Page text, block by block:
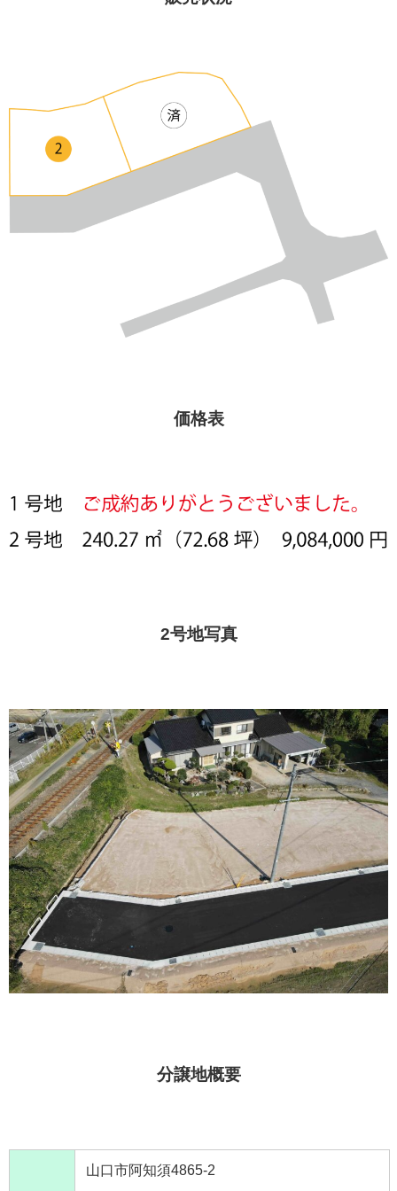
価格表
2号地写真
分譲地概要
山口市阿知須4865-2